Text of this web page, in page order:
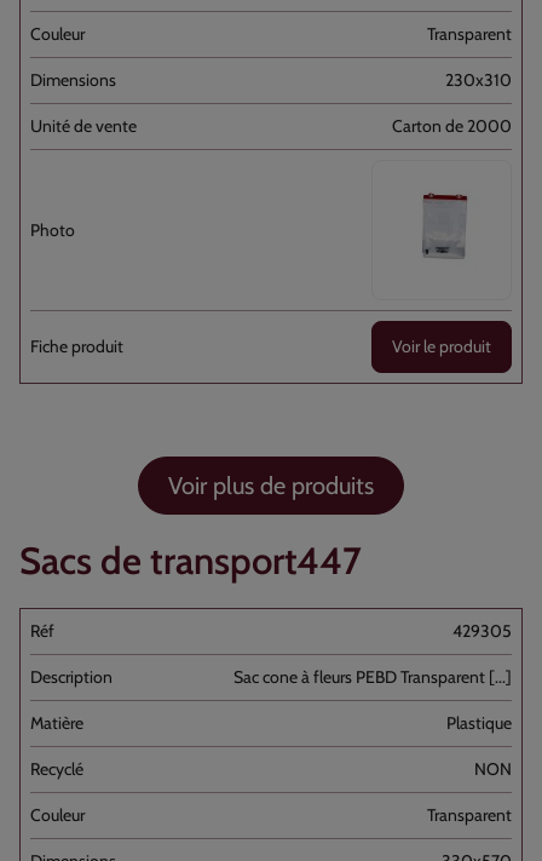
Transparent
230x310
Carton de 2000
Voir le produit
Voir plus de produits
Sacs de transport447
429305
Sac cone à fleurs PEBD Transparent [...]
Plastique
NON
Transparent